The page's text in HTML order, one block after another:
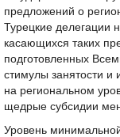
предложений о
Турецкие делегации
касающихся таких
подготовленных
стимулы занятости и
на региональном
щедрые субсидии
Уровень